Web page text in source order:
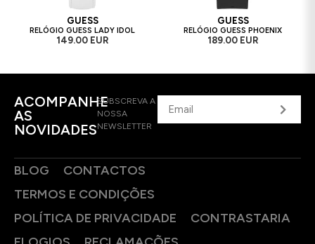
GUESS
RELÓGIO GUESS LADY IDOL
149.00 EUR
GUESS
RELÓGIO GUESS PHOENIX
189.00 EUR
ACOMPANHE
AS
NOVIDADES
SUBSCREVA A
NOSSA
NEWSLETTER
BLOG
CONTACTOS
TERMOS E CONDIÇÕES
POLÍTICA DE PRIVACIDADE
CONTRASTARIA